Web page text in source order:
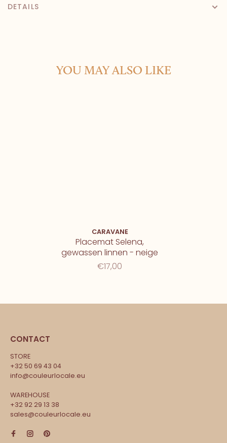
DETAILS
YOU MAY ALSO LIKE
CARAVANE
Placemat Selena,
gewassen linnen - neige
€17,00
CONTACT
STORE
+32 50 69 43 04
info@couleurlocale.eu
WAREHOUSE
+32 92 29 13 38
sales@couleurlocale.eu